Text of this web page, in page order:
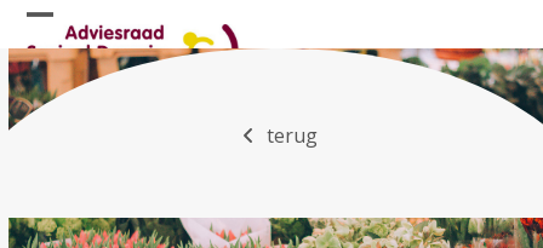
Skip
to
content
Open
mobile
menu
Close
mobile
menu
terug